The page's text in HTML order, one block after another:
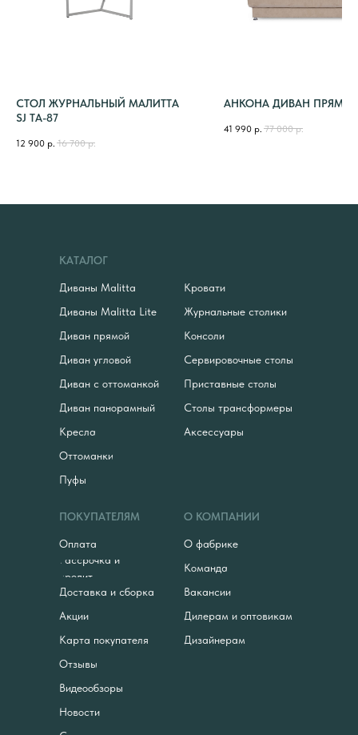
СТОЛ ЖУРНАЛЬНЫЙ МАЛИТТА
SJ TA-87
12 900 р. 16 700 р.
АНКОНА ДИВАН
41 990 р. 77 000 р.
КАТАЛОГ
ПОКУПАТЕЛЯМ О КОМПАНИИ
Диваны Malitta Кровати
Оплата
О фабрике
Команда
Вакансии
Дилерам и оптовикам
Дизайнерам
Рассрочка и
кредит
Доставка и сборка
Акции
Карта покупателя
Отзывы
Видеообзоры
Новости
Журнальные столики
Консоли
Сервировочные столы
Приставные столы
Столы трансформеры
Аксессуары
Диваны Malitta Lite
Диван прямой
Диван угловой
Диван с оттоманкой
Диван панорамный
Кресла
Оттоманки
Пуфы